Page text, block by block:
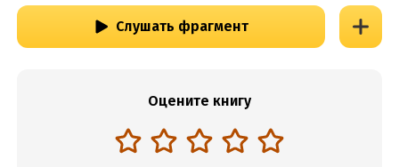
Слушать фрагмент
Оцените книгу